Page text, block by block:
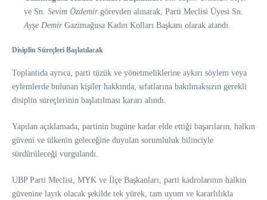
ve Sn. Sevim Özdemirgörevden alınarak, Parti Meclisi Üyesi Sn.
Ayşe DemirGazimağusa Kadın Kolları Başkanı olarak atandı.
Disiplin Süreçleri Başlatılacak
Toplantıda ayrıca, parti tüzük ve yönetmeliklerine aykırı söylem veya
eylemlerde bulunan kişiler hakkında, sıfatlarına bakılmaksızın gerekli
disiplin süreçlerinin başlatılması kararı alındı.
Yapılan açıklamada, partinin bugüne kadar elde ettiği başarıların, halkın
güveni ve ülkenin geleceğine duyulan sorumluluk bilinciyle
sürdürüleceği vurgulandı.
UBP Parti Meclisi, MYK ve İlçe Başkanları, parti kadrolarının halkın
güvenine layık olacak şekilde tek yürek, tam uyum ve kararlılıkla